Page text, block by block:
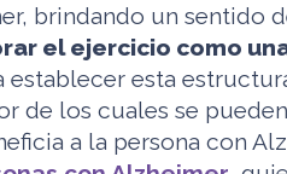
brindando un sentido
el ejercicio como
establecer esta
de los cuales se
a la persona con